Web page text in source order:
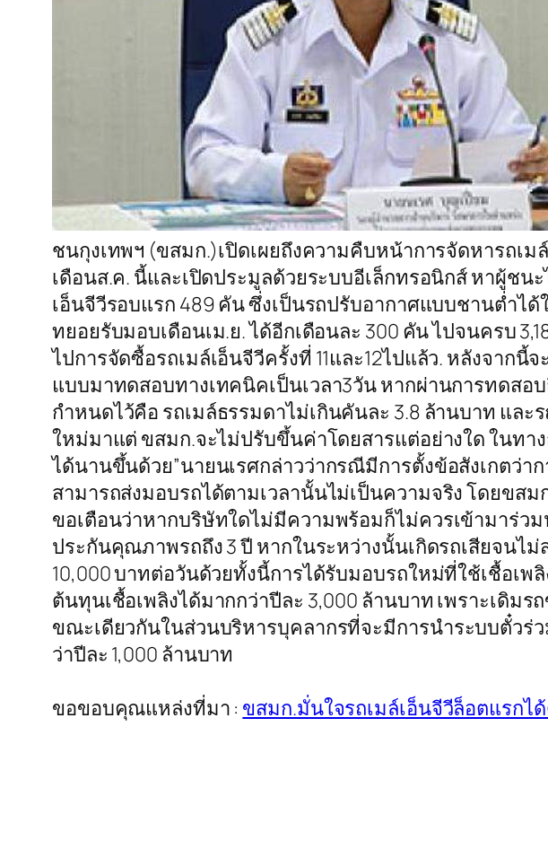
ชนกุงเทพฯ (ขสมก.)เปิดเผยถึงความคืบหน้าการจัดหารถเม
เดือนส.ค. นี้และเปิดประมูลด้วยระบบอีเล็กทรอนิกส์ หาผู้ชน
เอ็นจีวีรอบแรก 489 คัน ซึ่งเป็นรถปรับอากาศแบบชานต่ำ
ทยอยรับมอบเดือนเม.ย. ได้อีกเดือนละ 300 คัน ไปจนครบ
ไปการจัดซื้อรถเมล์เอ็นจีวีครั้งที่ 11และ12ไปแล้ว. หลังจาก
แบบมาทดสอบทางเทคนิคเป็นเวลา3วัน หากผ่านการทดสอ
กำหนดไว้คือ รถเมล์ธรรมดาไม่เกินคันละ 3.8 ล้านบาท แล
ใหม่มาแต่ ขสมก.จะไม่ปรับขึ้นค่าโดยสารแต่อย่างใด ในท
ได้นานขึ้นด้วย”นายนเรศกล่าวว่ากรณีมีการตั้งข้อสังเกตว่
สามารถส่งมอบรถได้ตามเวลานั้นไม่เป็นความจริง โดยข
ขอเตือนว่าหากบริษัทใดไม่มีความพร้อมก็ไม่ควรเข้ามาร่ว
ประกันคุณภาพรถถึง 3 ปี หากในระหว่างนั้นเกิดรถเสียจนไ
10,000 บาทต่อวันด้วยทั้งนี้การได้รับมอบรถใหม่ที่ใช้เชื้อเ
ต้นทุนเชื้อเพลิงได้มากกว่าปีละ 3,000 ล้านบาท เพราะเดิม
ขณะเดียวกันในส่วนบริหารบุคลากรที่จะมีการนำระบบตั๋ว
ว่าปีละ 1,000 ล้านบาท
ขอขอบคุณแหล่งที่มา : ขสมก.มั่นใจรถเมล์เอ็นจีวีล็อตแรกไ